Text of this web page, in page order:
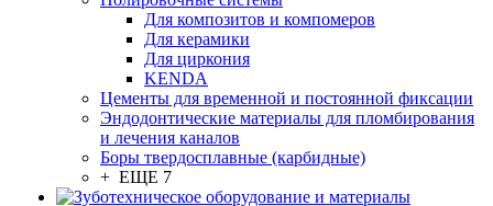
Для композитов и компомеров
Для керамики
Для циркония
KENDA
Цементы для временной и постоянной фиксации
Эндодонтические материалы для пломбирования
и лечения каналов
Боры твердосплавные (карбидные)
+ ЕЩЕ 7